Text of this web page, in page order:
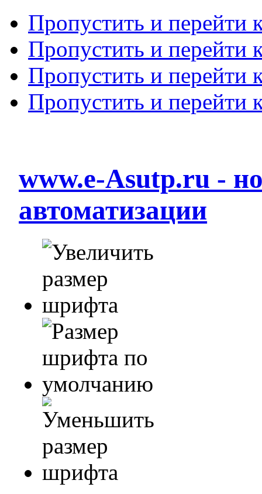
Пропустить и перейти
Пропустить и перейти
Пропустить и перейти
Пропустить и перейти
www.e-Asutp.ru -
автоматизации